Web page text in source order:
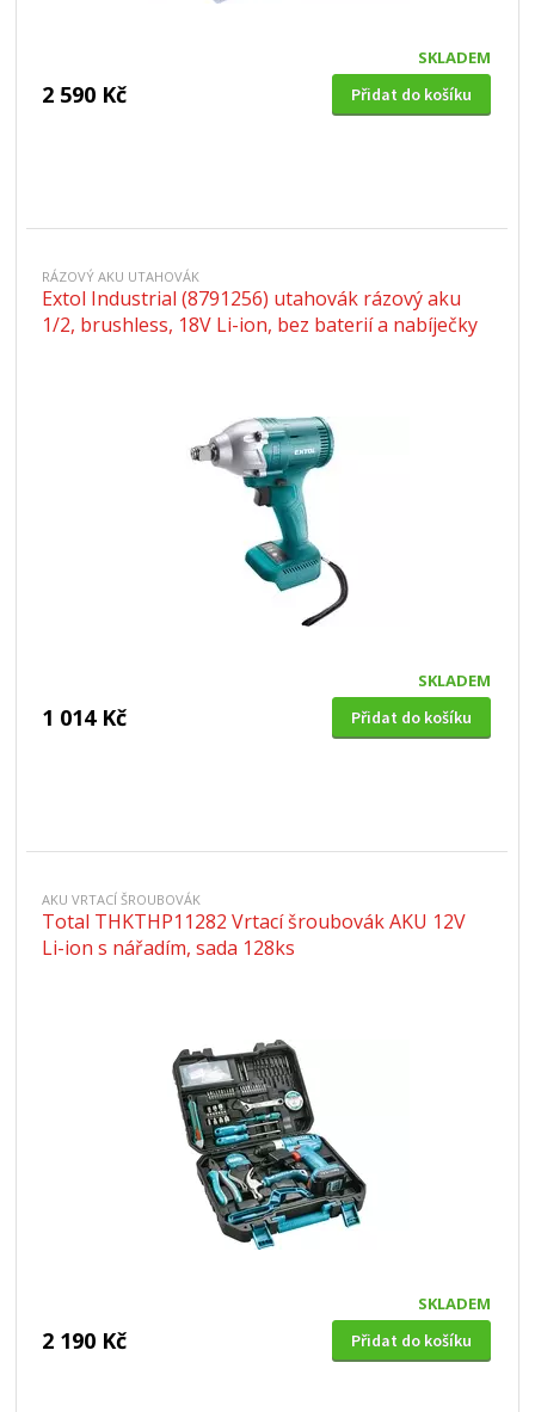
SKLADEM
2 590 Kč Přidat do košíku
RÁZOVÝ AKU UTAHOVÁK
Extol Industrial (8791256) utahovák rázový aku
1/2, brushless, 18V Li-ion, bez baterií a nabíječky
SKLADEM
1 014 Kč Přidat do košíku
AKU VRTACÍ ŠROUBOVÁK
Total THKTHP11282 Vrtací šroubovák AKU 12V
Li-ion s nářadím, sada 128ks
SKLADEM
2 190 Kč Přidat do košíku